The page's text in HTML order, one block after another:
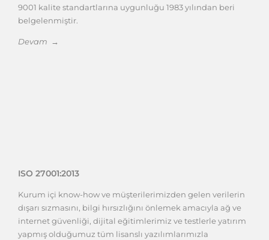
9001 kalite standartlarına uygunluğu 1983 yılından beri
belgelenmiştir.
Devam →
ISO 27001:2013
Kurum içi know-how ve müşterilerimizden gelen verilerin
dışarı sızmasını, bilgi hırsızlığını önlemek amacıyla ağ ve
internet güvenliği, dijital eğitimlerimiz ve testlerle yatırım
yapmış olduğumuz tüm lisanslı yazılımlarımızla